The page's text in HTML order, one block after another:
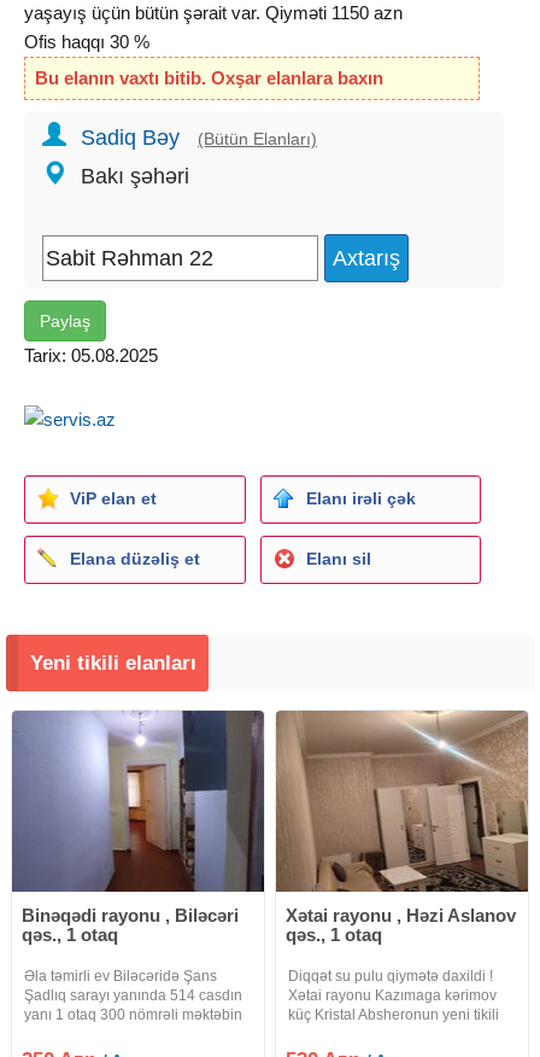
yaşayış üçün bütün şərait var. Qiyməti 1150 azn
Ofis haqqı 30 %
Bu elanın vaxtı bitib. Oxşar elanlara baxın
Sadiq Bəy (Bütün Elanları)
Bakı şəhəri
Paylaş
Tarix: 05.08.2025
ViP elan et Elanı irəli çək
Elana düzəliş et Elanı sil
Yeni tikili elanları
Binəqədi rayonu , Biləcəri
qəs., 1 otaq
Əla təmirli ev Biləcəridə Şans
Şadlıq sarayı yanında 514 casdın
yanı 1 otaq 300 nömrəli məktəbin
vəziyətdə olan ev verlir başqa
Xətai rayonu , Həzi Aslanov
qəs., 1 otaq
Diqqət su pulu qiymətə daxildi !
Xətai rayonu Kazımaga kərimov
küç Kristal Absheronun yeni tikili
verilir.Mənzildə yaşayıs olmayıb